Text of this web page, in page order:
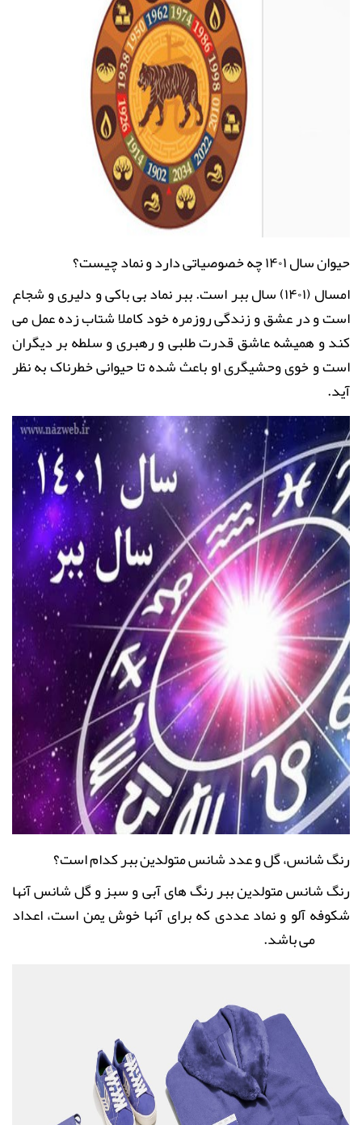
حیوان سال ۱۴۰۱ چه خصوصیاتی دارد و نماد چیست؟
امسال (۱۴۰۱) سال ببر است. ببر نماد بی باکی و دلیری و شجاع
است و در عشق و زندگی روزمره خود کاملا شتاب زده عمل می
کند و همیشه عاشق قدرت طلبی و رهبری و سلطه بر دیگران
است و خوی وحشیگری او باعث شده تا حیوانی خطرناک به نظر
آید.
رنگ شانس، گل و عدد شانس متولدین ببر کدام است؟
رنگ شانس متولدین ببر رنگ های آبی و سبز و گل شانس آنها
شکوفه آلو و نماد عددی که برای آنها خوش یمن است، اعداد
.